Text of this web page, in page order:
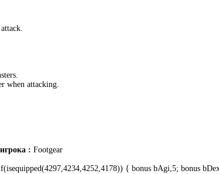
when attacking.
: Footgear
{ bonus bAgi,5; bonus